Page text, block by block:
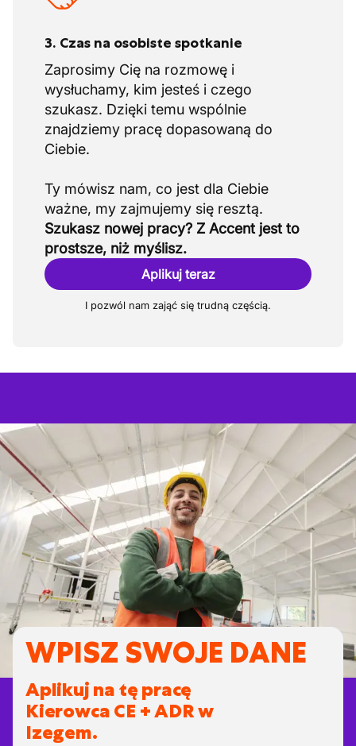
3. Czas na osobiste spotkanie
Zaprosimy Cię na rozmowę i
wysłuchamy, kim jesteś i czego
szukasz. Dzięki temu wspólnie
znajdziemy pracę dopasowaną do
Ciebie.
Ty mówisz nam, co jest dla Ciebie
Szukasz nowej pracy? Z Accent jest to
prostsze, niż myślisz.
Aplikuj teraz
I pozwól nam zająć się trudną częścią.
WPISZ SWOJE DANE
Aplikuj na tę pracę
Kierowca CE + ADR w
Izegem.